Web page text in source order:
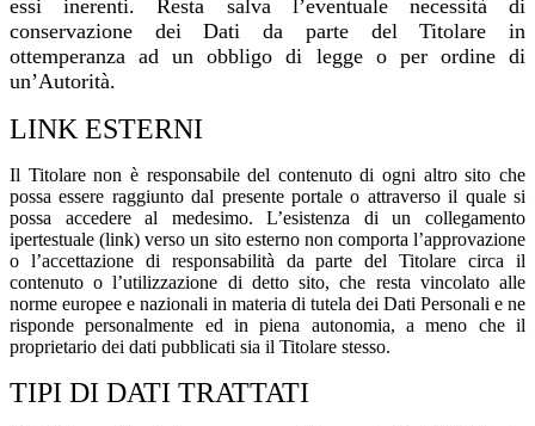
essi inerenti. Resta salva l’eventuale necessità di
conservazione dei Dati da parte del Titolare in
ottemperanza ad un obbligo di legge o per ordine di
un’Autorità.
LINK ESTERNI
Il Titolare non è responsabile del contenuto di ogni altro sito che
possa essere raggiunto dal presente portale o attraverso il quale si
possa accedere al medesimo. L’esistenza di un collegamento
ipertestuale (link) verso un sito esterno non comporta l’approvazione
o l’accettazione di responsabilità da parte del Titolare circa il
contenuto o l’utilizzazione di detto sito, che resta vincolato alle
norme europee e nazionali in materia di tutela dei Dati Personali e ne
risponde personalmente ed in piena autonomia, a meno che il
proprietario dei dati pubblicati sia il Titolare stesso.
TIPI DI DATI TRATTATI